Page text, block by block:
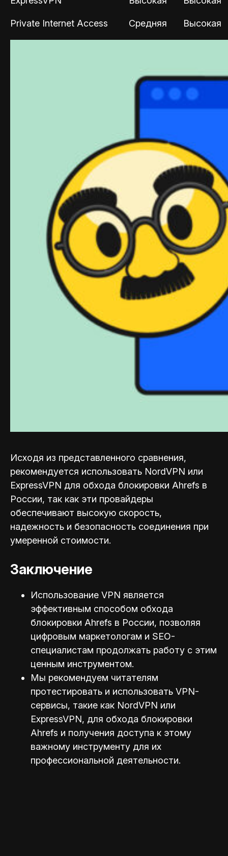
Private Internet Access Средняя Высокая
Исходя из представленного сравнения,
рекомендуется использовать NordVPN или
ExpressVPN для обхода блокировки Ahrefs в
России, так как эти провайдеры
обеспечивают высокую скорость,
надежность и безопасность соединения при
умеренной стоимости.
Заключение
Использование VPN является
эффективным способом обхода
блокировки Ahrefs в России, позволяя
цифровым маркетологам и SEO-
специалистам продолжать работу с этим
ценным инструментом.
Мы рекомендуем читателям
протестировать и использовать VPN-
сервисы, такие как NordVPN или
ExpressVPN, для обхода блокировки
Ahrefs и получения доступа к этому
важному инструменту для их
профессиональной деятельности.